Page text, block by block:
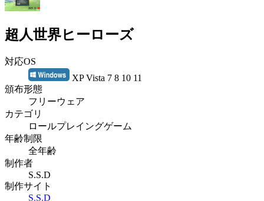
超人世界ヒーローズ
対応OS
XP Vista 7 8 10 11
頒布形態
フリーウェア
カテゴリ
ロールプレイングゲーム
年齢制限
全年齢
制作者
S.S.D
制作サイト
S.S.D